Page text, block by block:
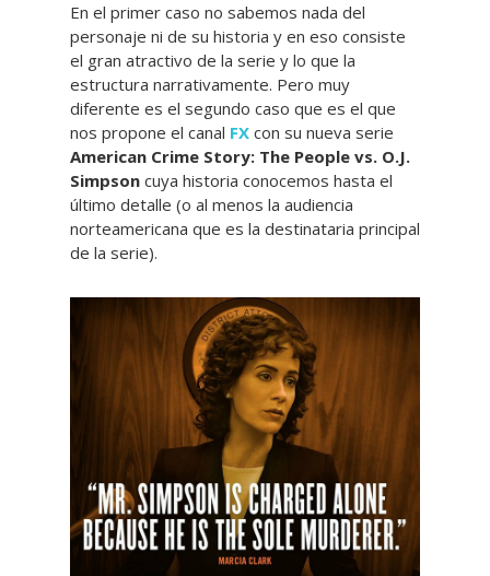
En el primer caso no sabemos nada del
personaje ni de su historia y en eso consiste
el gran atractivo de la serie y lo que la
estructura narrativamente. Pero muy
diferente es el segundo caso que es el que
nos propone el canal FX con su nueva serie
American Crime Story: The People vs. O.J.
Simpson cuya historia conocemos hasta el
último detalle (o al menos la audiencia
norteamericana que es la destinataria principal
de la serie).